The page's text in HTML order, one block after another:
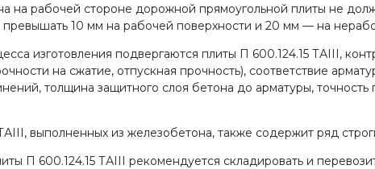
на рабочей стороне дорожной прямоугольной плиты не
10 мм на рабочей поверхности и 20 мм — на
изготовления подвергаются плиты П 600.124.15 ТАIII,
на сжатие, отпускная прочность), соответствие
толщина защитного слоя бетона до арматуры,
выполненных из железобетона, также содержит ряд
П 600.124.15 ТАIII рекомендуется складировать и